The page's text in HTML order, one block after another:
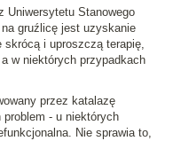
Uniwersytetu Stanowego
gruźlicę jest uzyskanie
skrócą i uproszczą terapię,
w niektórych przypadkach
przez katalazę
- u niektórych
Nie sprawia to,